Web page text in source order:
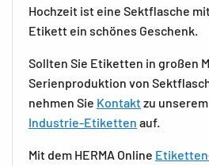
Hochzeit ist eine Sektflasche
Etikett ein schönes Geschenk.
Sollten Sie Etiketten in großen
Serienproduktion von
nehmen Sie Kontaktzu
Industrie-Etiketten auf.
Mit dem HERMA Online